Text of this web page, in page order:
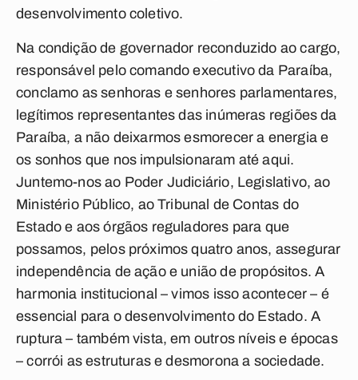
desenvolvimento coletivo.
Na condição de governador reconduzido ao cargo,
responsável pelo comando executivo da Paraíba,
conclamo as senhoras e senhores parlamentares,
legítimos representantes das inúmeras regiões da
Paraíba, a não deixarmos esmorecer a energia e
os sonhos que nos impulsionaram até aqui.
Juntemo-nos ao Poder Judiciário, Legislativo, ao
Ministério Público, ao Tribunal de Contas do
Estado e aos órgãos reguladores para que
possamos, pelos próximos quatro anos, assegurar
independência de ação e união de propósitos. A
harmonia institucional – vimos isso acontecer – é
essencial para o desenvolvimento do Estado. A
ruptura – também vista, em outros níveis e épocas
– corrói as estruturas e desmorona a sociedade.